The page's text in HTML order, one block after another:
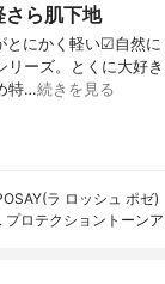
さら肌下地
にかく軽い☑︎自然に
リーズ。とくに大好
特…続きを見る
ラ ロッシュ ポゼ)
プロテクショントーン